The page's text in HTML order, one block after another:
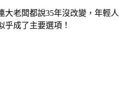
大老闆都說35年沒改變，年輕人
乎成了主要選項！